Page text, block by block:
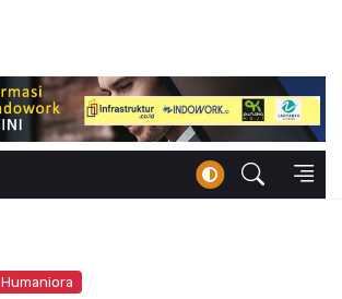
Humaniora